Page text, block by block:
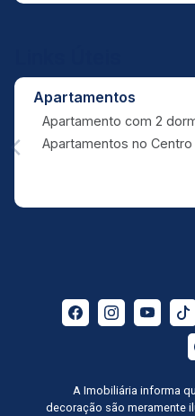
Apartamentos
Apartamento com 2
Apartamentos no
A Imobiliária informa
decoração são meramente